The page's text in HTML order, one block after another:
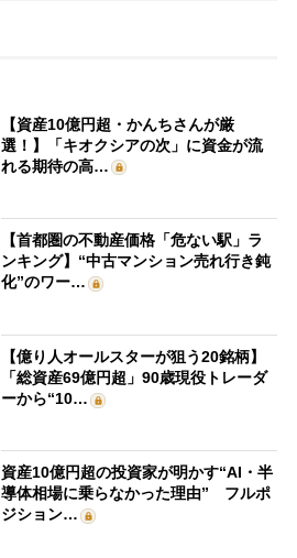
【資産10億円超・かんちさんが厳
選！】「キオクシアの次」に資金が流
れる期待の高…
【首都圏の不動産価格「危ない駅」ラ
ンキング】“中古マンション売れ行き鈍
化”のワー…
【億り人オールスターが狙う20銘柄】
「総資産69億円超」90歳現役トレーダ
ーから“10…
資産10億円超の投資家が明かす“AI・半
導体相場に乗らなかった理由” フルポ
ジション…